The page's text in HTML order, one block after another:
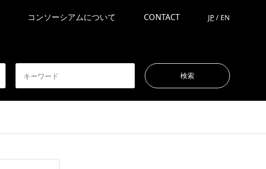
コンソーシアムについて CONTACT JP / EN